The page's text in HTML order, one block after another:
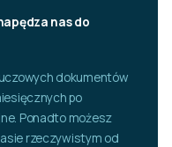
nas do
dokumentów
po
Ponadto możesz
rzeczywistym od